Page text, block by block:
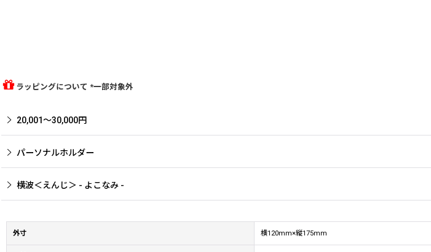
ラッピングについて *一部対象外
20,001〜30,000円
パーソナルホルダー
横波＜えんじ＞ - よこなみ -
外寸 横120mm×縦175mm